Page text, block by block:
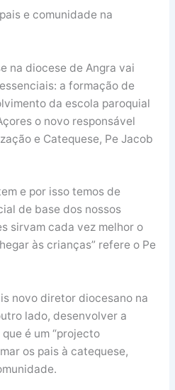
e comunidade na
na diocese de Angra vai
a formação de
da escola paroquial
o novo responsável
e Catequese, Pe Jacob
e por isso temos de
de base dos nossos
sirvam cada vez melhor o
às crianças” refere o Pe
novo diretor diocesano na
lado, desenvolver a
é um “projecto
os pais à catequese,